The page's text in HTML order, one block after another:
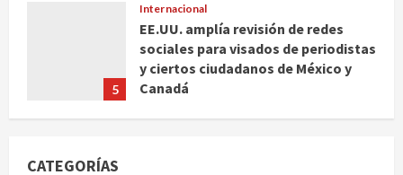
5
Internacional
EE.UU. amplía revisión de redes
sociales para visados de periodistas
y ciertos ciudadanos de México y
Canadá
CATEGORÍAS